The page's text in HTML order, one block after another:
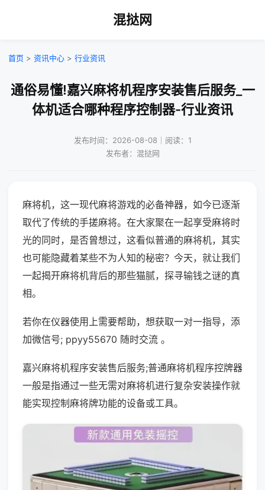
混挞网
首页 > 资讯中心 > 行业资讯
通俗易懂!嘉兴麻将机程序安装售后服务_一
体机适合哪种程序控制器-行业资讯
发布时间：2026-08-08｜阅读：1
发布者：混挞网
麻将机，这一现代麻将游戏的必备神器，如今已逐渐
取代了传统的手搓麻将。在大家聚在一起享受麻将时
光的同时，是否曾想过，这看似普通的麻将机，其实
也可能隐藏着某些不为人知的秘密？今天，就让我们
一起揭开麻将机背后的那些猫腻，探寻输钱之谜的真
相。
若你在仪器使用上需要帮助，想获取一对一指导，添
加微信号; ppyy55670 随时交流 。
嘉兴麻将机程序安装售后服务;普通麻将机程序控牌器
一般是指通过一些无需对麻将机进行复杂安装操作就
能实现控制麻将牌功能的设备或工具。